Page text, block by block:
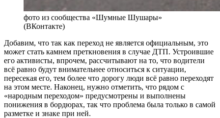
фото из сообщества «Шумные Шушары»
(ВКонтакте)
Добавим, что так как переход не является официальным, это
может стать камнем преткновения в случае ДТП. Устроившие
его активисты, впрочем, рассчитывают на то, что водители
всё равно будут внимательнее относиться к ситуации,
пересекая его, тем более что дорогу люди всё равно переходят
на этом месте. Наконец, нужно отметить, что рядом с
«народным переходом» предусмотрены и выполнены
понижения в бордюрах, так что проблема была только в самой
разметке и знаке при ней.